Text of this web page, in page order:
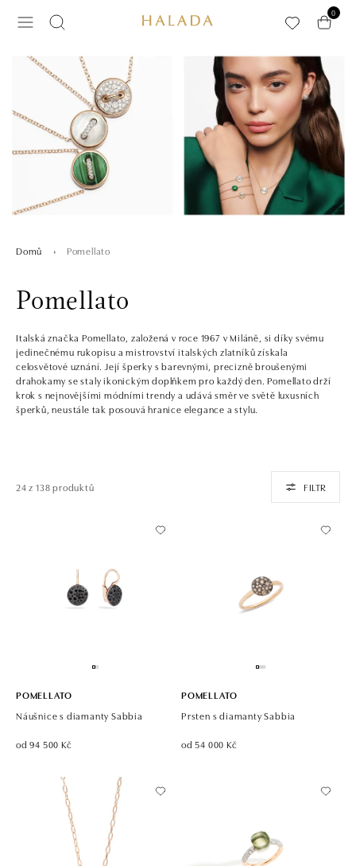
0
Domů Pomellato
Pomellato
Italská značka Pomellato, založená v roce 1967 v Miláně, si díky svému
jedinečnému rukopisu a mistrovství italských zlatníků získala
celosvětové uznání. Její šperky s barevnými, precizně broušenými
drahokamy se staly ikonickým doplňkem pro každý den. Pomellato drží
krok s nejnovějšími módními trendy a udává směr ve světě luxusních
šperků, neustále tak posouvá hranice elegance a stylu.
24 z 138 produktů FILTR
POMELLATO
Náušnice s diamanty Sabbia
od 94 500 Kč
POMELLATO
Prsten s diamanty Sabbia
od 54 000 Kč